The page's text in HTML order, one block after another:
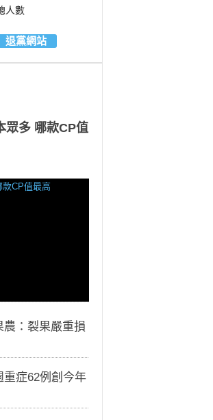
人數
退黨網站
眾多 哪款CP值
：裂果嚴重損
症62例創今年